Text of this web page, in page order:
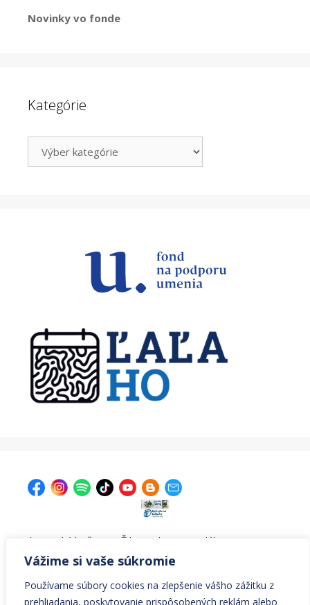
Vážime si vaše súkromie
Používame súbory cookies na zlepšenie vášho zážitku z
prehliadania, poskytovanie prispôsobených reklám alebo
Novinky vo fonde
Kategórie
| Krajská knižnica v Žiline, Ul. A. Bernoláka 47, 011 77
Žilina |kniznica@krajskakniznicazilina.sk